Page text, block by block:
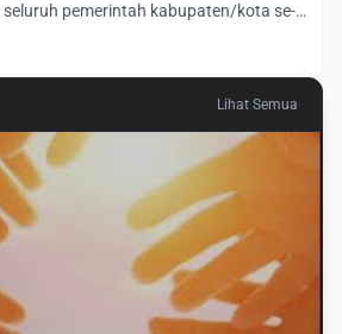
pemerintah kabupaten/kota se-
Lihat Semua